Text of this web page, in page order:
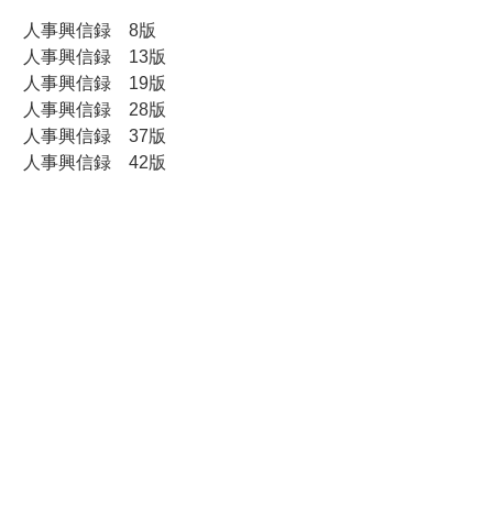
人事興信録 8版
人事興信録 13版
人事興信録 19版
人事興信録 28版
人事興信録 37版
人事興信録 42版